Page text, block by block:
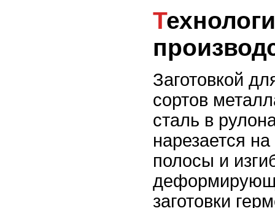
Технология
Заготовкой
сортов
сталь в
нарезается
полосы и
заготовки